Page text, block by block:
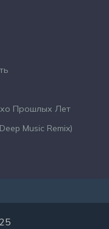
Прошлых Лет
Music Remix)